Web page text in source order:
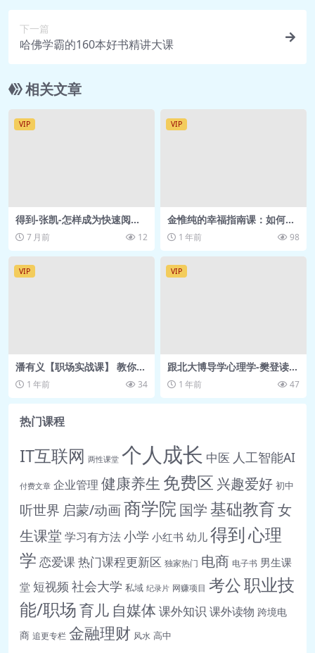
心.mp3
🎵 20学贵有恒，道在悟真.mp3
📄 21读书读到乐处，观物观入化
📄 22言者多不顾行，谈者未必真
📄 23言者多不顾行，谈者未必真
📄 25德在人先，利居人后.pdf
📄 26骄矜无功，忏悔灭罪.pdf
耀.pdf
🎵 28忘功不忘过，忘怨不忘恩.mp3
📄 28忘功不忘过，忘怨不忘恩.pdf
🎵 29好利者害显而浅，好名者害隐而
深.mp3
📄 29好利者害显而浅，好名者害隐而
🎵 30虚圆立业，偾事失机.mp3
📄 30虚圆立业，偾事失机.pdf
下一篇
哈佛学霸的160本好书精讲大课
相关文章
VIP
得到-张凯-怎样成为快速阅读
的高手 网盘资源
7 月前 12
VIP
金惟纯的幸福指南课：如何过
好这一生
1 年前 98
VIP
潘有义【职场实战课】 教你上
班的课
1 年前 34
VIP
跟北大博导学心理学-樊登读
书-王垒
1 年前 47
热门课程
IT互联网 两性课堂 个人成长 中医 人工智能AI
付费文章 企业管理 健康养生 免费区 兴趣爱好 初中
听世界 启蒙/动画商学院国学 基础教育女
生课堂 学习有方法小学 小红书 幼儿 得到心理
学 恋爱课热门课程更新区 独家热门 电商 电子书 男生课
堂 短视频 社会大学 私域 纪录片 网赚项目 考公职业技
能/职场育儿 自媒体 课外知识 课外读物 跨境电
商 追更专栏 金融理财 风水 高中